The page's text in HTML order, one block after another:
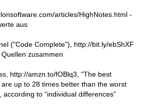
articles/HighNotes.html -
aus
("Code Complete"), http://bit.ly/ebShXF
zusammen
http://amzn.to/fOBlq3, "The best
up to 28 times better than the worst
according to “individual differences”